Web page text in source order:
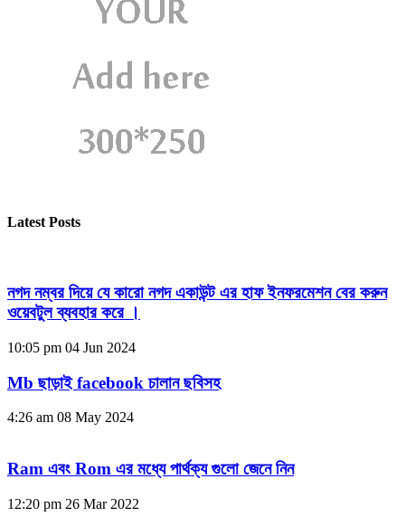
Latest Posts
নগদ নম্বর দিয়ে যে কারো নগদ একাউন্ট এর হাফ ইনফরমেশন বের করুন
ওয়েবটুল ব্যবহার করে ।
10:05 pm 04 Jun 2024
Mb ছাড়াই facebook চালান ছবিসহ
4:26 am 08 May 2024
Ram এবং Rom এর মধ্যে পার্থক্য গুলো জেনে নিন
12:20 pm 26 Mar 2022